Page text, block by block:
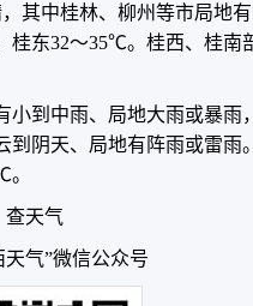
其中桂林、柳州等市局地
东32～35℃。桂西、桂南
小到中雨、局地大雨或暴雨
到阴天、局地有阵雨或雷雨
查天气
天气”微信公众号